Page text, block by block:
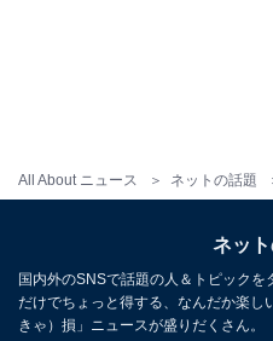
All About ニュース ネットの話題
ネッ
国内外のSNSで話題の人＆トピック
だけでちょっと得する、なんだか楽し
きゃ）損」ニュースが盛りだくさん。